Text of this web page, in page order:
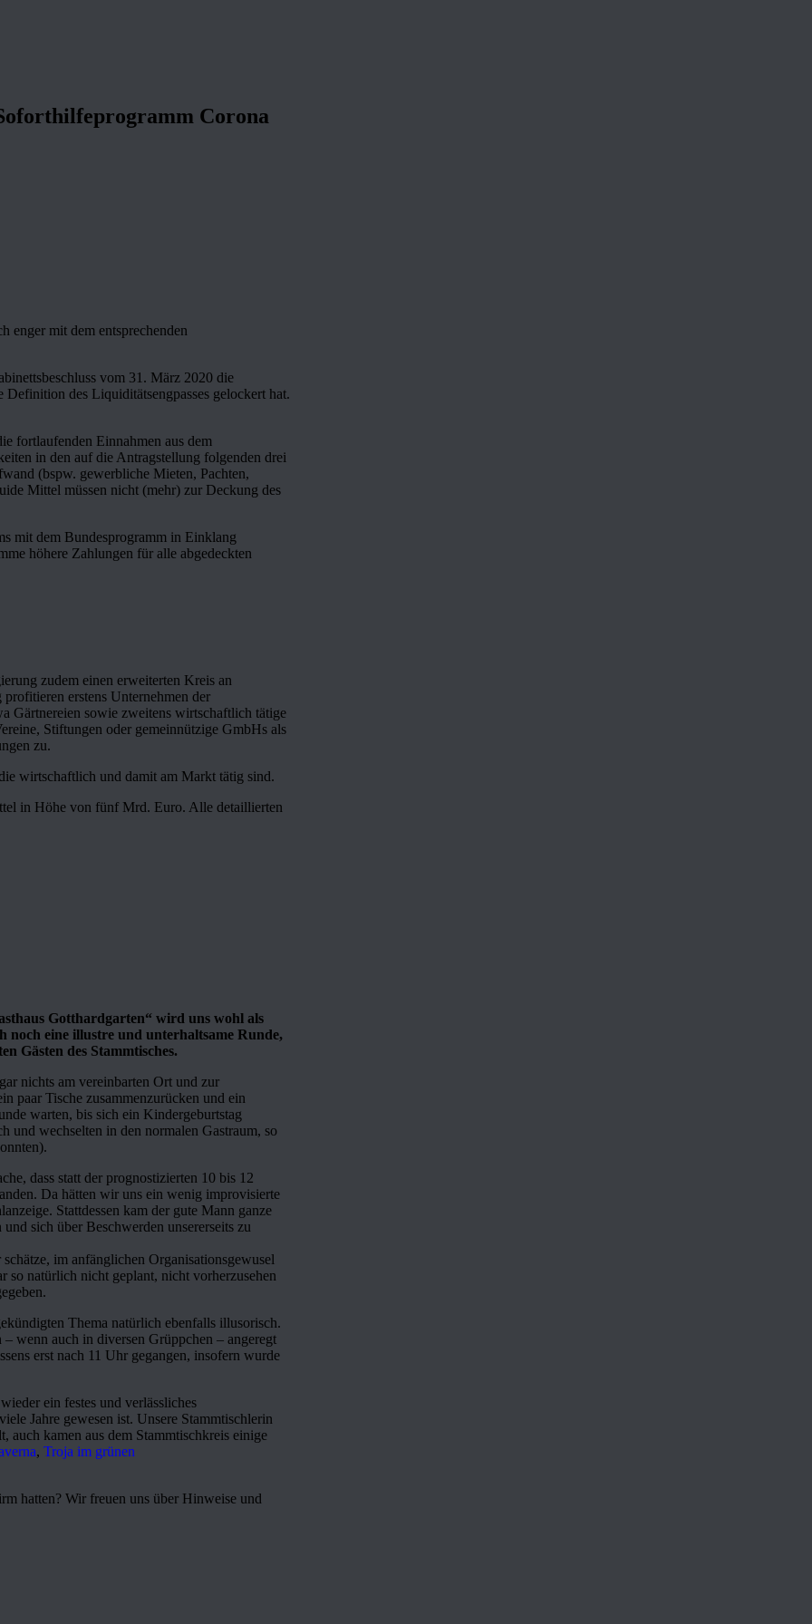
Corona
enger mit dem entsprechenden
vom 31. März 2020 die
des Liquiditätsengpasses gelockert hat.
fortlaufenden Einnahmen aus dem
in den auf die Antragstellung folgenden drei
(bspw. gewerbliche Mieten, Pachten,
Mittel müssen nicht (mehr) zur Deckung des
mit dem Bundesprogramm in Einklang
höhere Zahlungen für alle abgedeckten
zudem einen erweiterten Kreis an
erstens Unternehmen der
Gärtnereien sowie zweitens wirtschaftlich tätige
Stiftungen oder gemeinnützige GmbHs als
zu.
wirtschaftlich und damit am Markt tätig sind.
in Höhe von fünf Mrd. Euro. Alle detaillierten
Gotthardgarten“ wird uns wohl als
eine illustre und unterhaltsame Runde,
Gästen des Stammtisches.
nichts am vereinbarten Ort und zur
paar Tische zusammenzurücken und ein
warten, bis sich ein Kindergeburtstag
und wechselten in den normalen Gastraum, so
dass statt der prognostizierten 10 bis 12
Da hätten wir uns ein wenig improvisierte
Stattdessen kam der gute Mann ganze
sich über Beschwerden unsererseits zu
im anfänglichen Organisationsgewusel
so natürlich nicht geplant, nicht vorherzusehen
Thema natürlich ebenfalls illusorisch.
wenn auch in diversen Grüppchen – angeregt
erst nach 11 Uhr gegangen, insofern wurde
ein festes und verlässliches
Jahre gewesen ist. Unsere Stammtischlerin
auch kamen aus dem Stammtischkreis einige
, Troja im grünen
hatten? Wir freuen uns über Hinweise und